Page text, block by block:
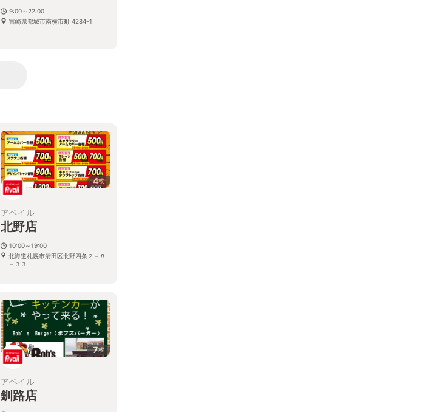
9:00～22:00
宮崎県都城市南横市町 4284-1
4枚
アベイル
北野店
10:00～19:00
北海道札幌市清田区北野四条２－８
－３３
7枚
アベイル
釧路店